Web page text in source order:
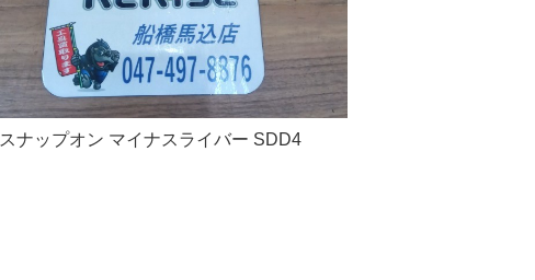
スナップオン マイナスライバー SDD4